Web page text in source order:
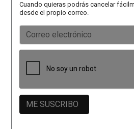
Cuando quieras podrás cancelar
desde el propio correo.